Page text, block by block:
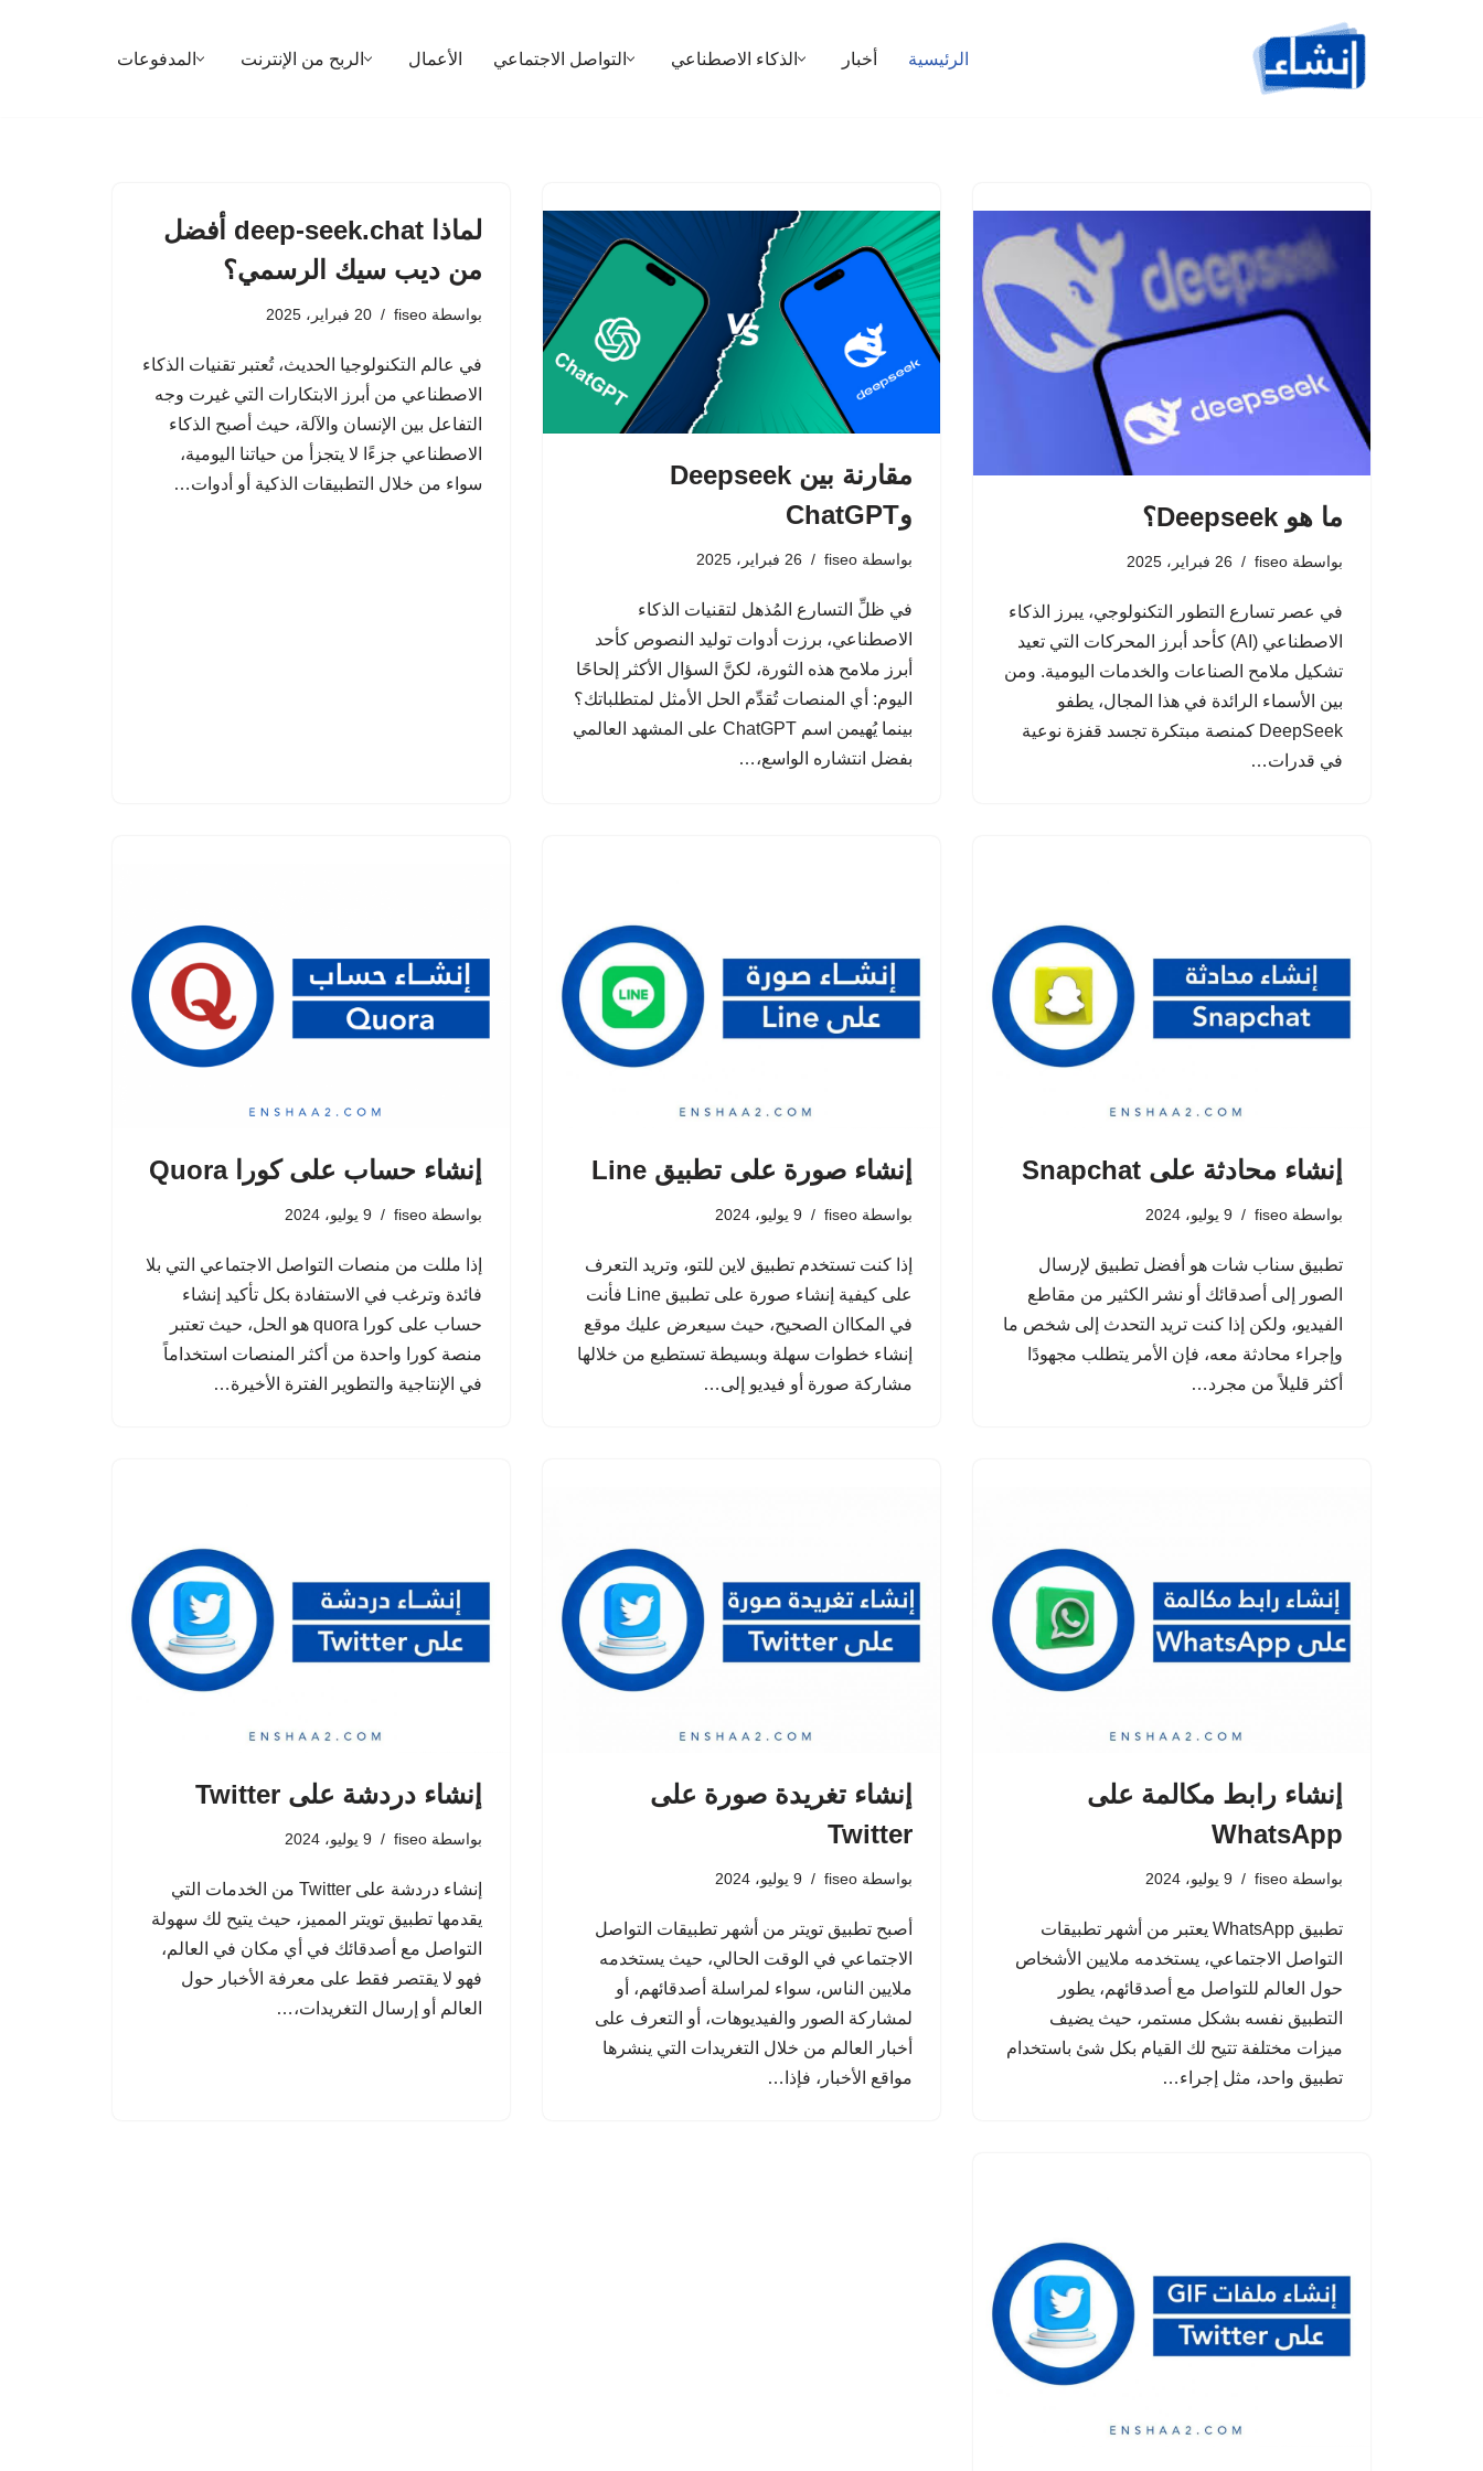
الرئيسية أخبار الذكاء الاصطناعي التواصل الاجتماعي الأعمال الربح من الإنترنت المدفوعات
ما هو Deepseek؟
بواسطة fiseo 26 فبراير، 2025
في عصر تسارع التطور التكنولوجي، يبرز الذكاء
الاصطناعي (AI) كأحد أبرز المحركات التي تعيد
تشكيل ملامح الصناعات والخدمات اليومية. ومن
بين الأسماء الرائدة في هذا المجال، يطفو
DeepSeek كمنصة مبتكرة تجسد قفزة نوعية
في قدرات…
مقارنة بين Deepseek
وChatGPT
بواسطة fiseo 26 فبراير، 2025
في ظلِّ التسارع المُذهل لتقنيات الذكاء
الاصطناعي، برزت أدوات توليد النصوص كأحد
أبرز ملامح هذه الثورة، لكنَّ السؤال الأكثر إلحاحًا
اليوم: أي المنصات تُقدِّم الحل الأمثل لمتطلباتك؟
بينما يُهيمن اسم ChatGPT على المشهد العالمي
بفضل انتشاره الواسع،…
لماذا deep-seek.chat أفضل
من ديب سيك الرسمي؟
بواسطة fiseo 20 فبراير، 2025
في عالم التكنولوجيا الحديث، تُعتبر تقنيات الذكاء
الاصطناعي من أبرز الابتكارات التي غيرت وجه
التفاعل بين الإنسان والآلة، حيث أصبح الذكاء
الاصطناعي جزءًا لا يتجزأ من حياتنا اليومية،
سواء من خلال التطبيقات الذكية أو أدوات…
إنشاء محادثة على Snapchat
بواسطة fiseo 9 يوليو، 2024
تطبيق سناب شات هو أفضل تطبيق لإرسال
الصور إلى أصدقائك أو نشر الكثير من مقاطع
الفيديو، ولكن إذا كنت تريد التحدث إلى شخص ما
وإجراء محادثة معه، فإن الأمر يتطلب مجهودًا
أكثر قليلاً من مجرد…
إنشاء صورة على تطبيق Line
بواسطة fiseo 9 يوليو، 2024
إذا كنت تستخدم تطبيق لاين للتو، وتريد التعرف
على كيفية إنشاء صورة على تطبيق Line فأنت
في المكاان الصحيح، حيث سيعرض عليك موقع
إنشاء خطوات سهلة وبسيطة تستطيع من خلالها
مشاركة صورة أو فيديو إلى…
إنشاء حساب على كورا Quora
بواسطة fiseo 9 يوليو، 2024
إذا مللت من منصات التواصل الاجتماعي التي بلا
فائدة وترغب في الاستفادة بكل تأكيد إنشاء
حساب على كورا quora هو الحل، حيث تعتبر
منصة كورا واحدة من أكثر المنصات استخداماً
في الإنتاجية والتطوير الفترة الأخيرة…
إنشاء رابط مكالمة على
WhatsApp
بواسطة fiseo 9 يوليو، 2024
تطبيق WhatsApp يعتبر من أشهر تطبيقات
التواصل الاجتماعي، يستخدمه ملايين الأشخاص
حول العالم للتواصل مع أصدقائهم، يطور
التطبيق نفسه بشكل مستمر، حيث يضيف
ميزات مختلفة تتيح لك القيام بكل شئ باستخدام
تطبيق واحد، مثل إجراء…
إنشاء تغريدة صورة على
Twitter
بواسطة fiseo 9 يوليو، 2024
أصبح تطبيق تويتر من أشهر تطبيقات التواصل
الاجتماعي في الوقت الحالي، حيث يستخدمه
ملايين الناس، سواء لمراسلة أصدقائهم، أو
لمشاركة الصور والفيديوهات، أو التعرف على
أخبار العالم من خلال التغريدات التي ينشرها
مواقع الأخبار، فإذا…
إنشاء دردشة على Twitter
بواسطة fiseo 9 يوليو، 2024
إنشاء دردشة على Twitter من الخدمات التي
يقدمها تطبيق تويتر المميز، حيث يتيح لك سهولة
التواصل مع أصدقائك في أي مكان في العالم،
فهو لا يقتصر فقط على معرفة الأخبار حول
العالم أو إرسال التغريدات،…